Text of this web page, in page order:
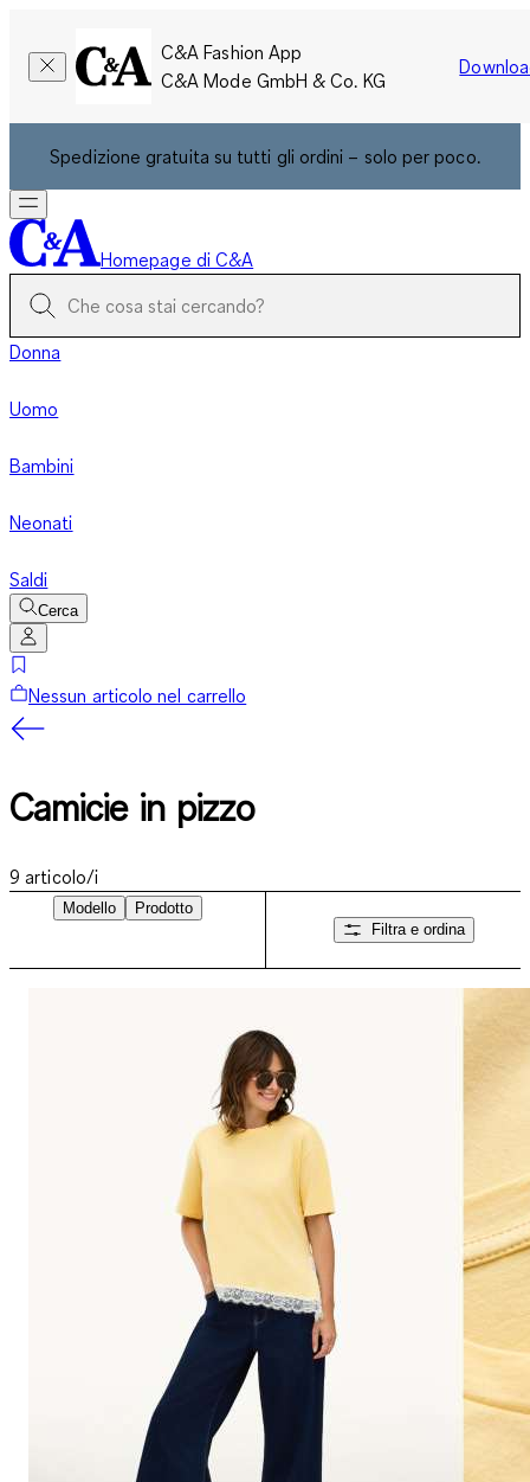
C&A Fashion App
C&A Mode GmbH & Co. KG
Spedizione gratuita su tutti gli ordini – solo per poco.
Homepage di C&A
Donna
Uomo
Bambini
Neonati
Saldi
Cerca
Nessun articolo nel carrello
Camicie in pizzo
9 articolo/i
Modello
Prodotto
Filtra e ordina